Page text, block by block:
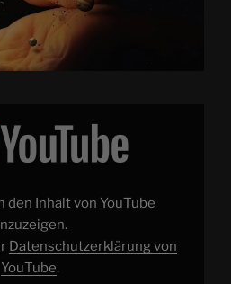
den Inhalt von YouTube
Datenschutzerklärung von
YouTube.